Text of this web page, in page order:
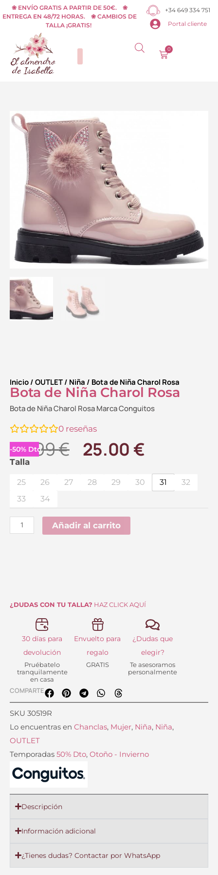
al
contenido
❀ ENVÍO GRATIS A PARTIR DE 50€. ❀
ENTREGA EN 48/72 HORAS. ❀ CAMBIOS DE
TALLA ¡GRATIS!
+34 649 334 751
Portal cliente
0
Carrito
Inicio/OUTLET/ Niña / Bota de Niña Charol Rosa
Bota de Niña Charol Rosa
Bota de Niña Charol Rosa Marca Conguitos
0 reseñas
-50% Dto.
49.99€ El
original
49.99 €.
25.00 €El
actual
Talla
25 26 27 28 29 30 31
32
33
34
Bota
Niña
Charol
cantidad
Añadir al carrito
¿DUDAS CON TU TALLA? HAZ CLICK AQUÍ
30 días para
devolución
Pruébatelo
tranquilamente
en casa
Envuelto para
regalo
GRATIS
¿Dudas que
elegir?
Te asesoramos
personalmente
COMPARTE
SKU 30519R
Lo encuentras en Chanclas, Mujer, Niña, Niña,
OUTLET
Temporadas 50% Dto, Otoño - Invierno
Descripción
Información adicional
¿Tienes dudas? Contactar por WhatsApp